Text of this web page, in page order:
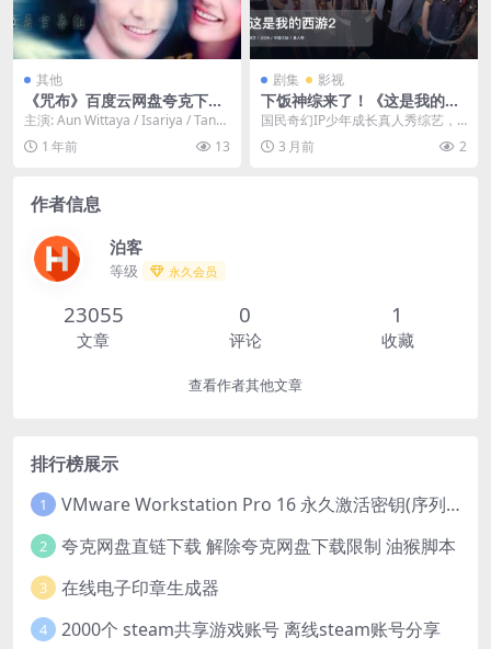
其他
《咒布》百度云网盘夸克下载.
阿里云盘.中字.(2009)
主演: Aun Wittaya / Isariya / Tanya
res / N...
1 年前 13
剧集 影视
下饭神综来了！《这是我的西
游2》 2026 中文字幕 未删减
限时转存
国民奇幻IP少年成长真人秀综艺，
以经典西游IP为蓝本，历经十世副
本，挑战81个脑...
3 月前 2
作者信息
泊客
等级 永久会员
23055
文章
0
评论
1
收藏
查看作者其他文章
排行榜展示
1 VMware Workstation Pro 16 永久激活密钥(序列号)
2 夸克网盘直链下载 解除夸克网盘下载限制 油猴脚本
3 在线电子印章生成器
4 2000个 steam共享游戏账号 离线steam账号分享